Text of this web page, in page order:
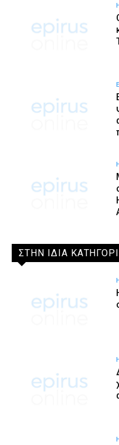
ΣΤΗΝ ΙΔΙΑ